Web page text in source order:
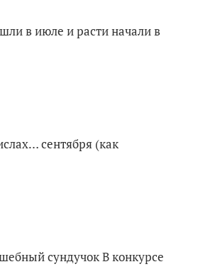
в июле и расти начали в
сентября (как
сундучок В конкурсе